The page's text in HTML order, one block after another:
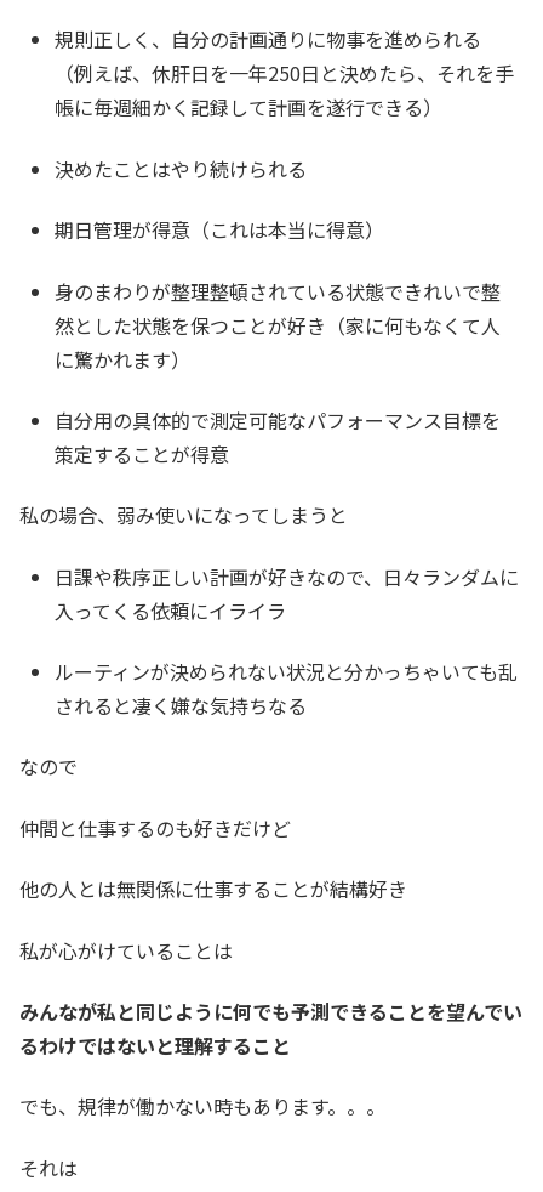
規則正しく、自分の計画通りに物事を進められる
（例えば、休肝日を一年250日と決めたら、それを手
帳に毎週細かく記録して計画を遂行できる）
決めたことはやり続けられる
期日管理が得意（これは本当に得意）
身のまわりが整理整頓されている状態できれいで整
然とした状態を保つことが好き（家に何もなくて人
に驚かれます）
自分用の具体的で測定可能なパフォーマンス目標を
策定することが得意
私の場合、弱み使いになってしまうと
日課や秩序正しい計画が好きなので、日々ランダムに
入ってくる依頼にイライラ
ルーティンが決められない状況と分かっちゃいても乱
されると凄く嫌な気持ちなる
なので
仲間と仕事するのも好きだけど
他の人とは無関係に仕事することが結構好き
私が心がけていることは
みんなが私と同じように何でも予測できることを望んでい
るわけではないと理解すること
でも、規律が働かない時もあります。。。
それは